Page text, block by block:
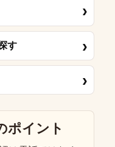
›
す ›
›
ポイント